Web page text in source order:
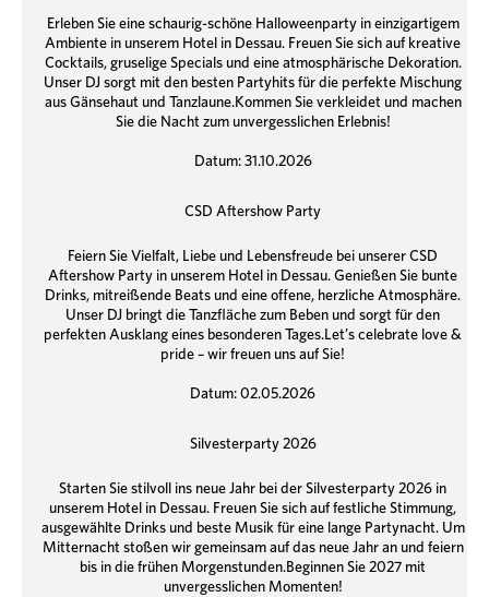
Erleben Sie eine schaurig-schöne Halloweenparty in einzigartigem
Ambiente in unserem Hotel in Dessau. Freuen Sie sich auf kreative
Cocktails, gruselige Specials und eine atmosphärische Dekoration.
Unser DJ sorgt mit den besten Partyhits für die perfekte Mischung
aus Gänsehaut und Tanzlaune.Kommen Sie verkleidet und machen
Sie die Nacht zum unvergesslichen Erlebnis!
Datum: 31.10.2026
CSD Aftershow Party
Feiern Sie Vielfalt, Liebe und Lebensfreude bei unserer CSD
Aftershow Party in unserem Hotel in Dessau. Genießen Sie bunte
Drinks, mitreißende Beats und eine offene, herzliche Atmosphäre.
Unser DJ bringt die Tanzfläche zum Beben und sorgt für den
perfekten Ausklang eines besonderen Tages.Let’s celebrate love &
pride – wir freuen uns auf Sie!
Datum: 02.05.2026
Silvesterparty 2026
Starten Sie stilvoll ins neue Jahr bei der Silvesterparty 2026 in
unserem Hotel in Dessau. Freuen Sie sich auf festliche Stimmung,
ausgewählte Drinks und beste Musik für eine lange Partynacht. Um
Mitternacht stoßen wir gemeinsam auf das neue Jahr an und feiern
bis in die frühen Morgenstunden.Beginnen Sie 2027 mit
unvergesslichen Momenten!